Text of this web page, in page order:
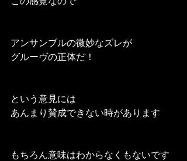
アンサンブルの微妙なズレが
グルーヴの正体だ！
という意見には
あんまり賛成できない時があります
もちろん意味はわからなくもないです